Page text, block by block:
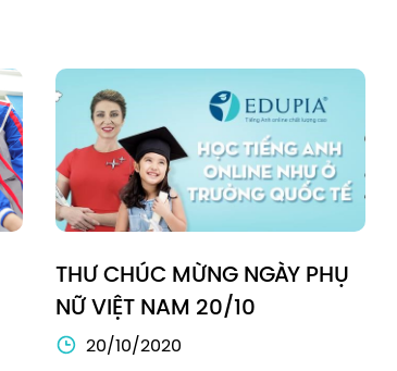
sách giáo khoa của Bộ Giáo
dục.
THƯ CHÚC MỪNG NGÀY PHỤ
NỮ VIỆT NAM 20/10
20/10/2020